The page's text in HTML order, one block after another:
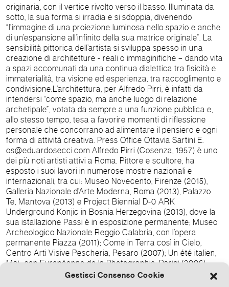
Gestisci Consenso Cookie
originaria, con il vertice rivolto verso il basso. Illuminata da
sotto, la sua forma si irradia e si sdoppia, divenendo
“l’immagine di una proiezione luminosa nello spazio e anche
di un’espansione all’infinito della sua matrice originale”. La
sensibilità pittorica dell’artista si sviluppa spesso in una
creazione di architetture - reali o immaginifiche – dando vita
a spazi accomunati da una continua dialettica tra fisicità e
immaterialità, tra visione ed esperienza, tra raccoglimento e
condivisione.L’architettura, per Alfredo Pirri, è infatti da
intendersi “come spazio, ma anche luogo di relazione
archetipale”, votata da sempre a una funzione pubblica e,
allo stesso tempo, tesa a favorire momenti di riflessione
personale che concorrano ad alimentare il pensiero e ogni
forma di attività creativa. Press Office Ottavia Sartini E.
os@eduardosecci.com Alfredo Pirri (Cosenza, 1957) è uno
dei più noti artisti attivi a Roma. Pittore e scultore, ha
esposto i suoi lavori in numerose mostre nazionali e
internazionali, tra cui: Museo Novecento, Firenze (2015),
Galleria Nazionale d’Arte Moderna, Roma (2013), Palazzo
Te, Mantova (2013) e Project Biennial D-0 ARK
Underground Konjic in Bosnia Herzegovina (2013), dove la
sua istallazione Passi è in esposizione permanente; Museo
Archeologico Nazionale Reggio Calabria, con l’opera
permanente Piazza (2011); Come in Terra così in Cielo,
Centro Arti Visive Pescheria, Pesaro (2007); Un été italien,
Mai- son Européenne de la Photographie, Parigi (2006);
Biennale dell’Avana (2001); La Ville / Le Jardin / La